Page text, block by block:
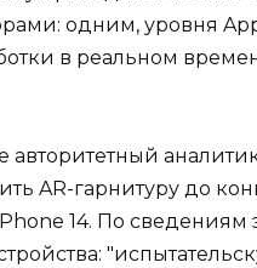
одним, уровня
в реальном
авторитетный
AR-гарнитуру до
14. По